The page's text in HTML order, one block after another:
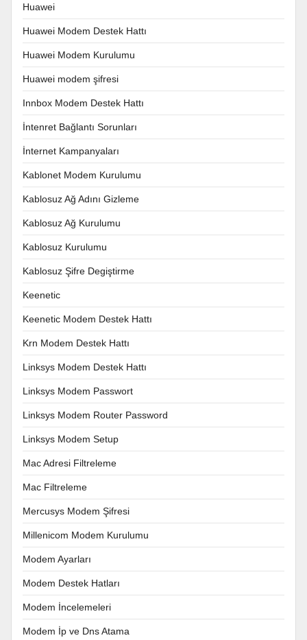
Huawei
Huawei Modem Destek Hattı
Huawei Modem Kurulumu
Huawei modem şifresi
Innbox Modem Destek Hattı
İntenret Bağlantı Sorunları
İnternet Kampanyaları
Kablonet Modem Kurulumu
Kablosuz Ağ Adını Gizleme
Kablosuz Ağ Kurulumu
Kablosuz Kurulumu
Kablosuz Şifre Degiştirme
Keenetic
Keenetic Modem Destek Hattı
Krn Modem Destek Hattı
Linksys Modem Destek Hattı
Linksys Modem Passwort
Linksys Modem Router Password
Linksys Modem Setup
Mac Adresi Filtreleme
Mac Filtreleme
Mercusys Modem Şifresi
Millenicom Modem Kurulumu
Modem Ayarları
Modem Destek Hatları
Modem İncelemeleri
Modem İp ve Dns Atama